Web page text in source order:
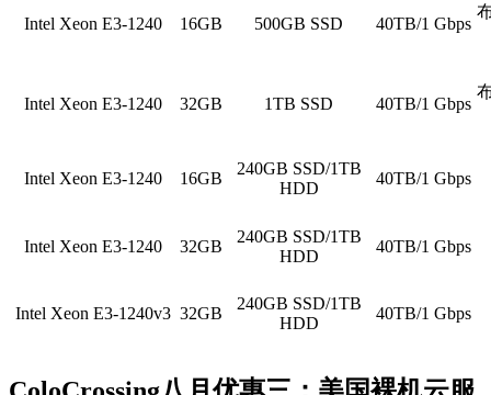
Intel Xeon E3-1240 16GB 500GB SSD 40TB/1 Gbps
Intel Xeon E3-1240 32GB 1TB SSD 40TB/1 Gbps
Intel Xeon E3-1240 16GB
240GB SSD/1TB
HDD
40TB/1 Gbps
Intel Xeon E3-1240 32GB
240GB SSD/1TB
HDD
40TB/1 Gbps
Intel Xeon E3-1240v3 32GB
240GB SSD/1TB
HDD
40TB/1 Gbps